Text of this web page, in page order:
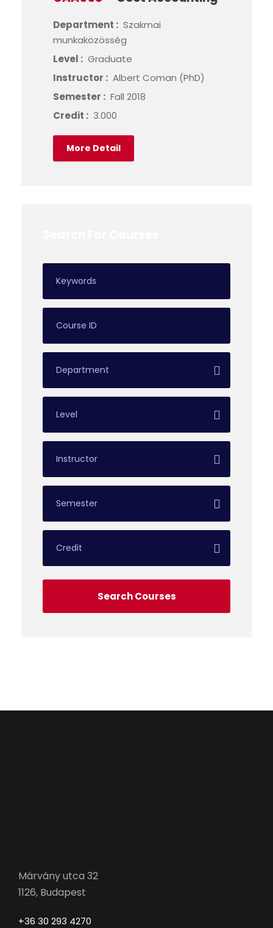
Department : Szakmai
munkaközösség
Level : Graduate
Instructor : Albert Coman (PhD)
Semester : Fall 2018
Credit : 3.000
More Detail
Márvány utca 32
1126, Budapest
+36 30 293 4270